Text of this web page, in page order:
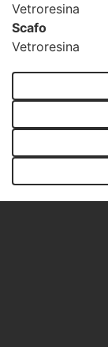
Vetroresina
Scafo
Vetroresina